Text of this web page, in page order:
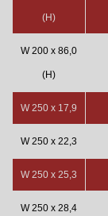
(H)
W 200 x 86,0
(H)
W 250 x 17,9
W 250 x 22,3
W 250 x 25,3
W 250 x 28,4